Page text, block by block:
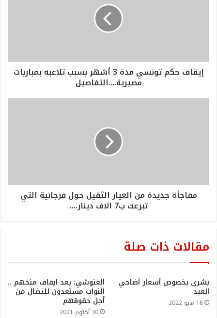
إيقاف حكم تونسي مدة 3 أشهر بسبب تلاعبه بمباربات
مصيرية....التفاصيل
مفاجأة جديدة من العيار الثقيل حول فرجانية التي
تبرعت ب7 الاف دينار....
مقالات ذات صلة
بشرى بخصوص أسعار أضاحي
العيد
18 مايو 2022
الغنوشي: بعد ايقاف منحهم ..
النواب مستعدون للنضال من
أجل حقوقهم
30 أكتوبر 2021